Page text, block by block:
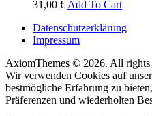
31,00 € Add To Cart
Datenschutzerklärung
Impressum
AxiomThemes © 2026. All rights
Wir verwenden Cookies auf
bestmögliche Erfahrung zu
Präferenzen und wiederholten